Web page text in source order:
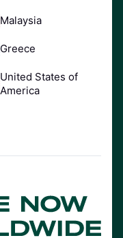
Malaysia
Greece
United States of
America